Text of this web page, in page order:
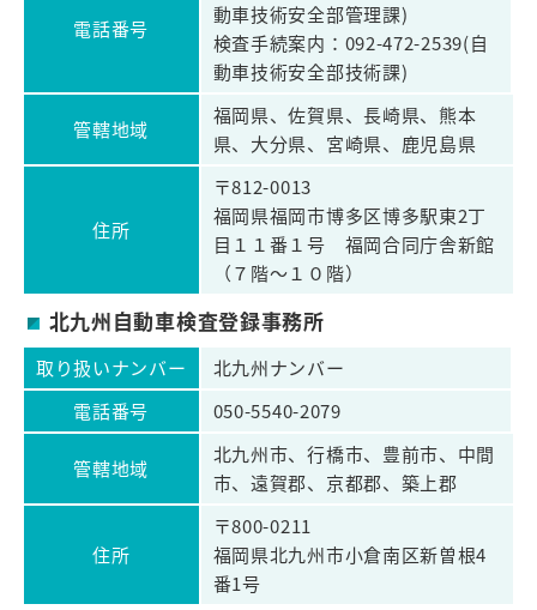
電話番号
動車技術安全部管理課)
検査手続案内：092-472-2539(自
動車技術安全部技術課)
管轄地域
福岡県、佐賀県、長崎県、熊本
県、大分県、宮崎県、鹿児島県
住所
〒812-0013
福岡県福岡市博多区博多駅東2丁
目１１番１号 福岡合同庁舎新館
（７階～１０階）
北九州自動車検査登録事務所
取り扱いナンバー
北九州ナンバー
電話番号
050-5540-2079
管轄地域
北九州市、行橋市、豊前市、中間
市、遠賀郡、京都郡、築上郡
住所
〒800-0211
福岡県北九州市小倉南区新曽根4
番1号